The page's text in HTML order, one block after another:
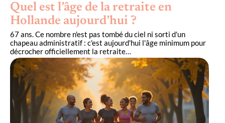
Quel est l’âge de la retraite en
Hollande aujourd’hui ?
67 ans. Ce nombre n'est pas tombé du ciel ni sorti d'un
chapeau administratif : c'est aujourd'hui l'âge minimum pour
décrocher officiellement la retraite…